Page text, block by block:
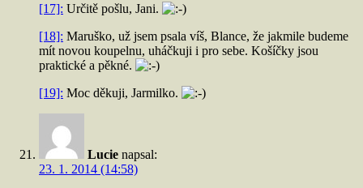
[17]: Určitě pošlu, Jani.
[18]: Maruško, už jsem psala víš, Blance, že jakmile budeme
mít novou koupelnu, uháčkuji i pro sebe. Košíčky jsou
praktické a pěkné.
[19]: Moc děkuji, Jarmilko.
Lucie napsal:
23. 1. 2014 (14:58)